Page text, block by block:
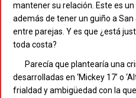
mantener su relación. Este es
además de tener un guiño a
entre parejas. Y es que ¿está
toda costa?
Parecía que plantearía una
desarrolladas en ‘Mickey 17’ o
frialdad y ambigüedad con la